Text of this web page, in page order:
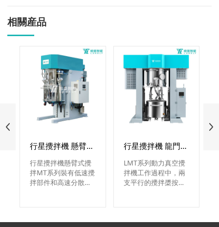
相關産品
行星攪拌機 懸臂式攪拌 MT系列
行星攪拌機懸臂式攪
拌MT系列裝有低速攪
拌部件和高速分散部
拌設備，分實驗室行
行星攪拌機 龍門式攪拌 LMT系列
LMT系列動力真空攪
拌機工作過程中，兩
支平行的攪拌槳按設
物料由攪拌桶內壁移